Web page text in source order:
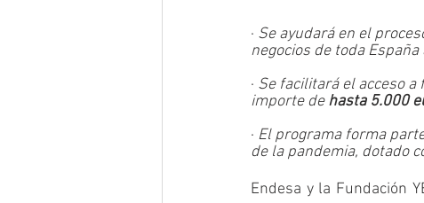
· Se ayudará en el
negocios de toda
· Se facilitará el acceso
importe de hasta 5.000
· El programa forma
de la pandemia, dotado
Endesa y la Fundación